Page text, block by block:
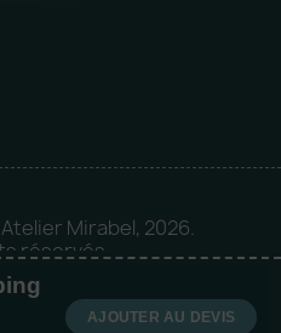
AJOUTER AU DEVIS
Mirabel, 2026.
réservés.
🪐 byLogia |
communication